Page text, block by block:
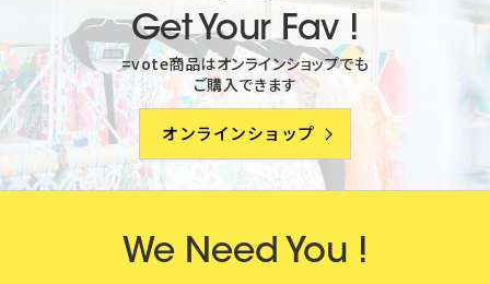
Get Your Fav !
=vote商品はオンラインショップでも
ご購入できます
オンラインショップ
We Need You !